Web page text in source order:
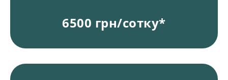
6500 грн/сотку*
Пакети і ціни на ландшафтний дизайн